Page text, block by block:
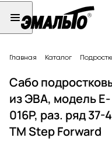
Главная Каталог
Сабо
из ЭВА, модель E-
016P, раз. ряд 37-
ТМ Step Forward